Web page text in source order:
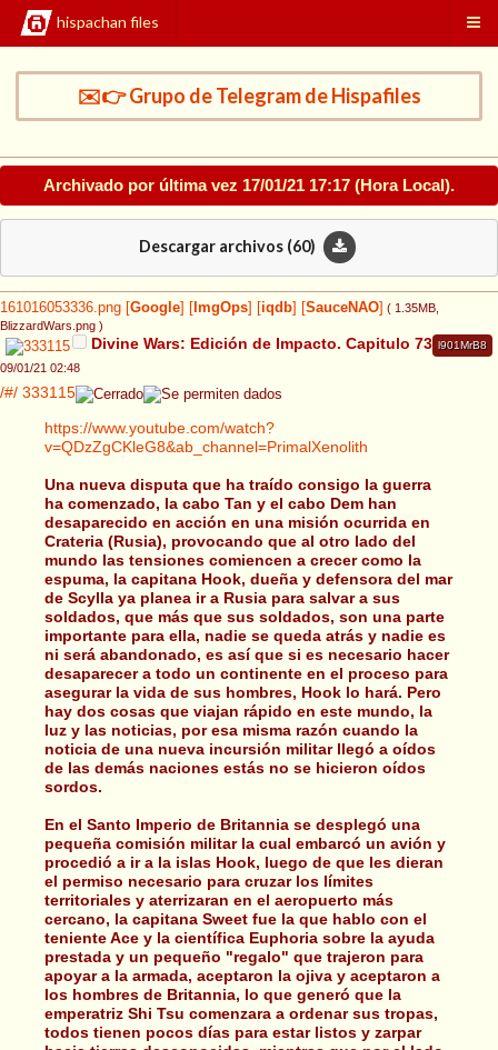
hispachan files
✉️👉 Grupo de Telegram de Hispafiles
Archivado por última vez 17/01/21 17:17 (Hora Local).
Descargar archivos (60)
161016053336.png Google ImgOps iqdb SauceNAO ( 1.35MB
BlizzardWars.png )
Divine Wars: Edición de Impacto. Capitulo 73 l901MrB8
09/01/21 02:48
/#/ 333115
https://www.youtube.com/watch?
v=QDzZgCKleG8&ab_channel=PrimalXenolith
Una nueva disputa que ha traído consigo la guerra
ha comenzado, la cabo Tan y el cabo Dem han
desaparecido en acción en una misión ocurrida en
Crateria (Rusia), provocando que al otro lado del
mundo las tensiones comiencen a crecer como la
espuma, la capitana Hook, dueña y defensora del mar
de Scylla ya planea ir a Rusia para salvar a sus
soldados, que más que sus soldados, son una parte
importante para ella, nadie se queda atrás y nadie es
ni será abandonado, es así que si es necesario hacer
desaparecer a todo un continente en el proceso para
asegurar la vida de sus hombres, Hook lo hará. Pero
hay dos cosas que viajan rápido en este mundo, la
luz y las noticias, por esa misma razón cuando la
noticia de una nueva incursión militar llegó a oídos
de las demás naciones estás no se hicieron oídos
sordos.
En el Santo Imperio de Britannia se desplegó una
pequeña comisión militar la cual embarcó un avión y
procedió a ir a la islas Hook, luego de que les dieran
el permiso necesario para cruzar los límites
territoriales y aterrizaran en el aeropuerto más
cercano, la capitana Sweet fue la que hablo con el
teniente Ace y la científica Euphoria sobre la ayuda
prestada y un pequeño "regalo" que trajeron para
apoyar a la armada, aceptaron la ojiva y aceptaron a
los hombres de Britannia, lo que generó que la
emperatriz Shi Tsu comenzara a ordenar sus tropas,
todos tienen pocos días para estar listos y zarpar